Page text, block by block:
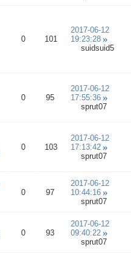
0 101
2017-06-12
19:23:28
suidsuid5
0 95
2017-06-12
17:55:36
sprut07
0 103
2017-06-12
17:13:42
sprut07
0 97
2017-06-12
10:44:16
sprut07
0 93
2017-06-12
09:40:22
sprut07